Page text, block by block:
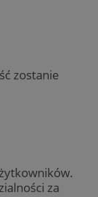
zostanie
za